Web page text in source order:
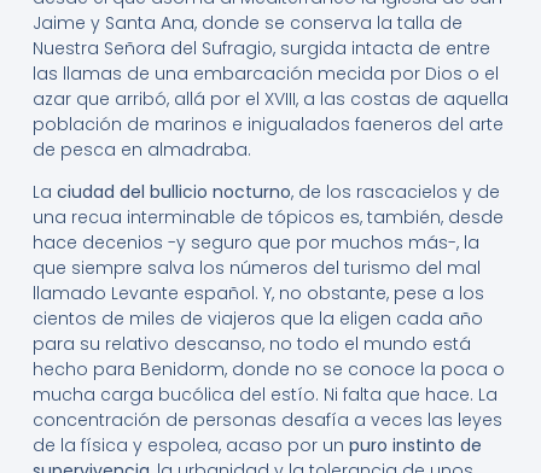
Jaime y Santa Ana, donde se conserva la talla de
Nuestra Señora del Sufragio, surgida intacta de entre
las llamas de una embarcación mecida por Dios o el
azar que arribó, allá por el XVIII, a las costas de aquella
población de marinos e inigualados faeneros del arte
de pesca en almadraba.
La ciudad del bullicio nocturno, de los rascacielos y de
una recua interminable de tópicos es, también, desde
hace decenios -y seguro que por muchos más-, la
que siempre salva los números del turismo del mal
llamado Levante español. Y, no obstante, pese a los
cientos de miles de viajeros que la eligen cada año
para su relativo descanso, no todo el mundo está
hecho para Benidorm, donde no se conoce la poca o
mucha carga bucólica del estío. Ni falta que hace. La
concentración de personas desafía a veces las leyes
de la física y espolea, acaso por un puro instinto de